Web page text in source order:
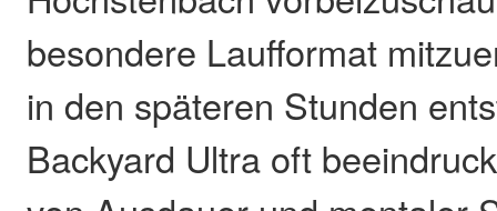
besondere Laufformat
in den späteren Stunden
Backyard Ultra oft